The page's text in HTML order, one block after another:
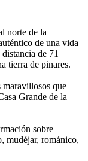
norte de la
de una vida
de 71
tierra de pinares.
maravillosos que
Grande de la
sobre
mudéjar, románico,